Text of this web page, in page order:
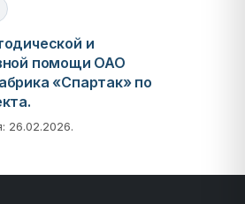
и
помощи ОАО
«Спартак» по
26.02.2026.